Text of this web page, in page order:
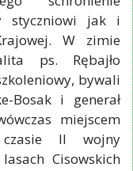
styczniowi jak i
W zimie
ps. Rębajło
bywali
Bosak i generał
miejscem
czasie II wojny
Cisowskich